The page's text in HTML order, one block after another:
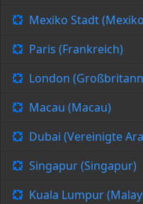
Mexiko Stadt
Paris (Frankreich)
London
Macau (Macau)
Dubai (Vereinigte
Singapur (Singapur)
Kuala Lumpur